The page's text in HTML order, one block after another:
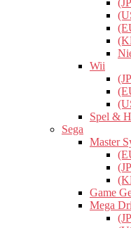
Wii
Spel &
Sega
Master
Game
Mega